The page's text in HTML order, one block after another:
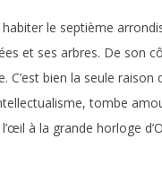
le septième
et ses arbres. De son
bien la seule raison
tombe
à la grande horloge